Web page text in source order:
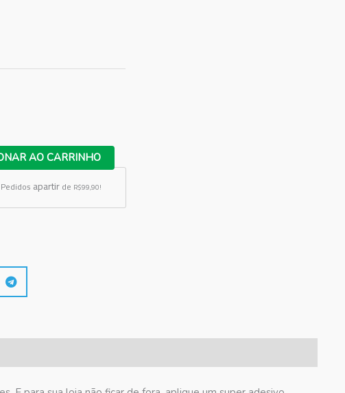
AO CARRINHO
Pedidos apartirde R$99,90!